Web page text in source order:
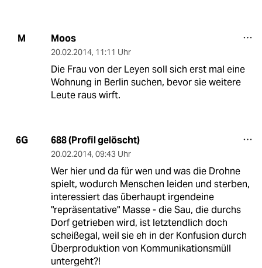
M Moos
20.02.2014, 11:11 Uhr
Die Frau von der Leyen soll sich erst mal eine
Wohnung in Berlin suchen, bevor sie weitere
Leute raus wirft.
6G 688 (Profil gelöscht)
20.02.2014, 09:43 Uhr
Wer hier und da für wen und was die Drohne
spielt, wodurch Menschen leiden und sterben,
interessiert das überhaupt irgendeine
"repräsentative" Masse - die Sau, die durchs
Dorf getrieben wird, ist letztendlich doch
scheißegal, weil sie eh in der Konfusion durch
Überproduktion von Kommunikationsmüll
untergeht?!